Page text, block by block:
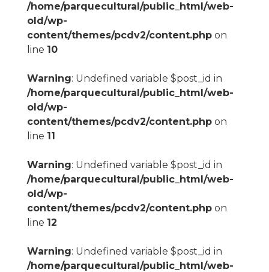
/home/parquecultural/public_html/web-
old/wp-
content/themes/pcdv2/content.phpon
line 10
Warning: Undefined variable $post_id in
/home/parquecultural/public_html/web-
old/wp-
content/themes/pcdv2/content.phpon
line 11
Warning: Undefined variable $post_id in
/home/parquecultural/public_html/web-
old/wp-
content/themes/pcdv2/content.phpon
line 12
Warning: Undefined variable $post_id in
/home/parquecultural/public_html/web-